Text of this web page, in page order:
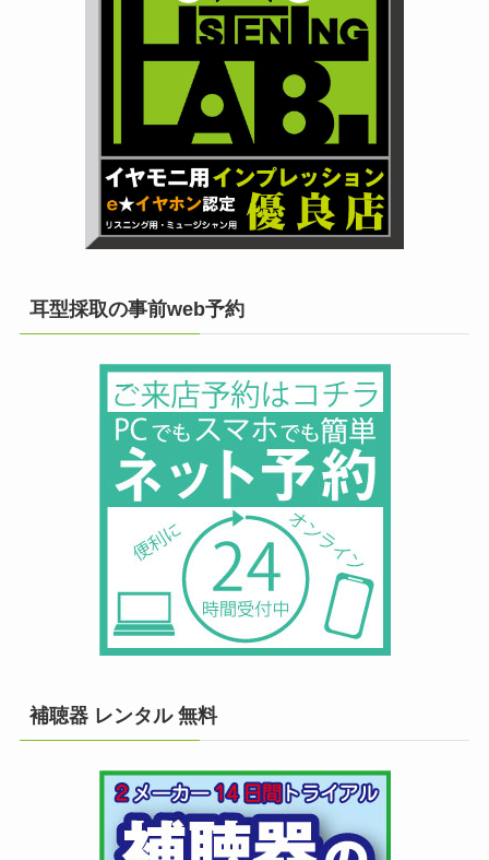
耳型採取の事前web予約
補聴器 レンタル 無料